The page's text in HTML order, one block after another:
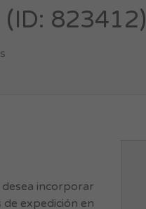
823412)
desea incorporar
expedición en